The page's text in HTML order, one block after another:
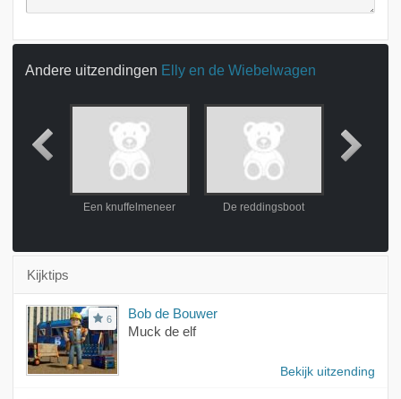
Andere uitzendingen Elly en de Wiebelwagen
Een knuffelmeneer De reddingsboot
Kijktips
6
Bob de Bouwer
Muck de elf
Bekijk uitzending